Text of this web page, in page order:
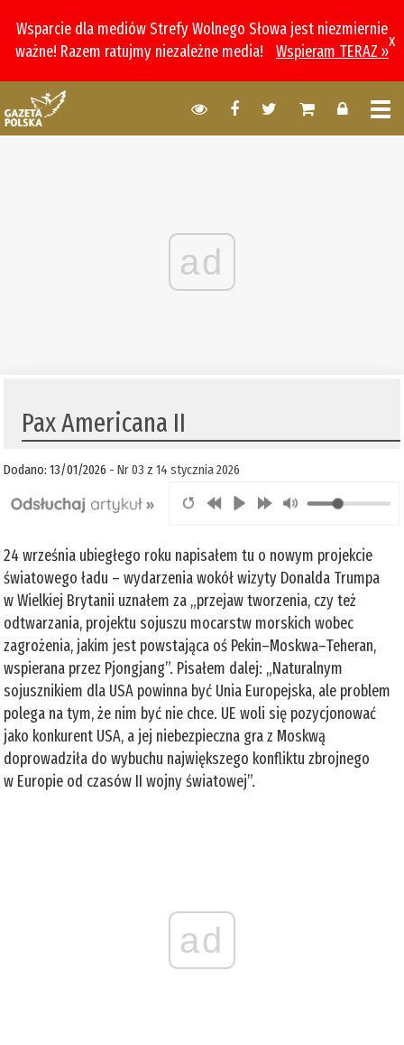
Wsparcie dla mediów Strefy Wolnego Słowa jest niezmiernie
ważne! Razem ratujmy niezależne media!
Wspieram TERAZ »
x
ad
Pax Americana II
Dodano: 13/01/2026 -Nr 03 z 14 stycznia 2026
24 września ubiegłego roku napisałem tu o nowym projekcie
światowego ładu – wydarzenia wokół wizyty Donalda Trumpa
w Wielkiej Brytanii uznałem za „przejaw tworzenia, czy też
odtwarzania, projektu sojuszu mocarstw morskich wobec
zagrożenia, jakim jest powstająca oś Pekin–Moskwa–Teheran,
wspierana przez Pjongjang”. Pisałem dalej: „Naturalnym
sojusznikiem dla USA powinna być Unia Europejska, ale problem
polega na tym, że nim być nie chce. UE woli się pozycjonować
jako konkurent USA, a jej niebezpieczna gra z Moskwą
doprowadziła do wybuchu największego konfliktu zbrojnego
w Europie od czasów II wojny światowej”.
ad